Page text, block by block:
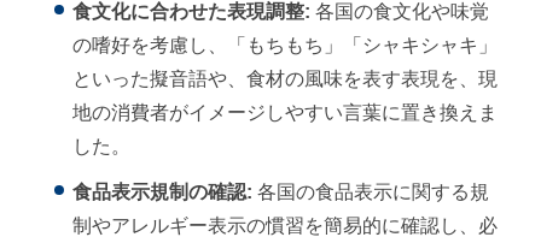
食文化に合わせた表現調整: 各国の食文化や味覚
の嗜好を考慮し、「もちもち」「シャキシャキ」
といった擬音語や、食材の風味を表す表現を、現
地の消費者がイメージしやすい言葉に置き換えま
した。
食品表示規制の確認: 各国の食品表示に関する規
制やアレルギー表示の慣習を簡易的に確認し、必